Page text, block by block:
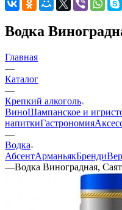
Водка
Главная
—
Каталог
—
Крепкий алкоголь
ВиноШампанское и
напиткиГастрономия
—
Водка
АбсентАрманьякБренди
—Водка Виноградная,